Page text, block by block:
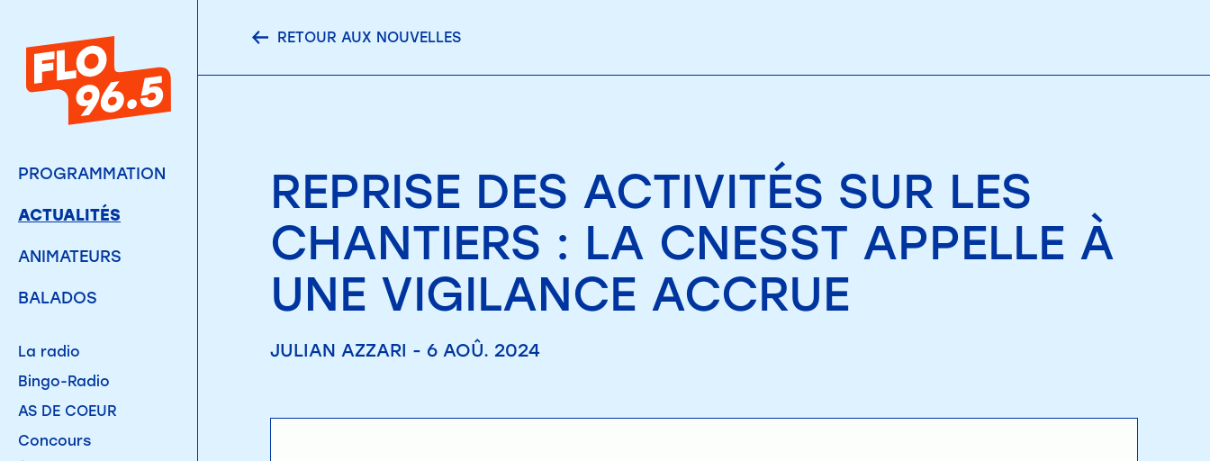
PROGRAMMATION
ACTUALITÉS
ANIMATEURS
BALADOS
La radio
Bingo-Radio
AS DE COEUR
Concours
RETOUR AUX NOUVELLES
REPRISE DES ACTIVITÉS SUR LES
CHANTIERS : LA CNESST APPELLE À
UNE VIGILANCE ACCRUE
JULIAN AZZARI - 6 AOÛ. 2024